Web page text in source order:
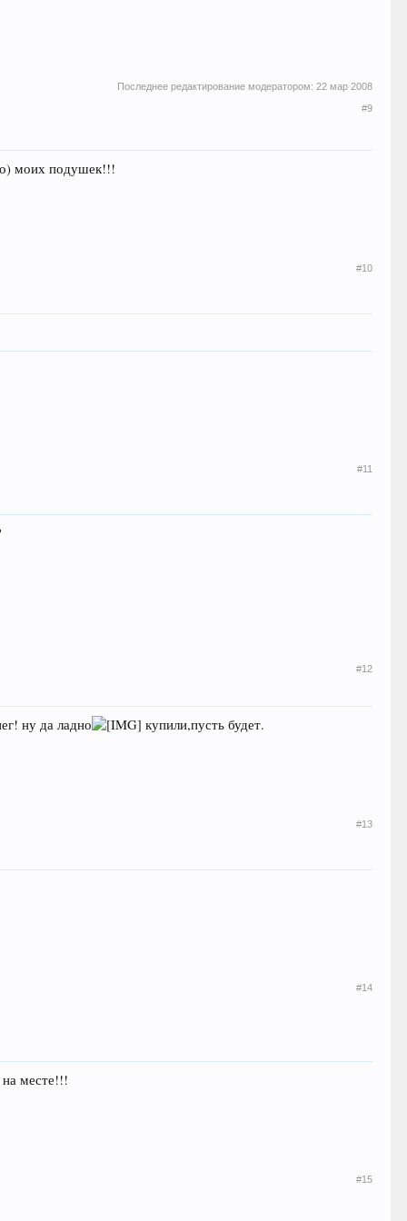
Последнее редактирование модератором: 22 мар 2008
#9
моих подушек!!!
#10
#11
#12
ну да ладно купили,пусть будет.
#13
#14
на месте!!!
#15